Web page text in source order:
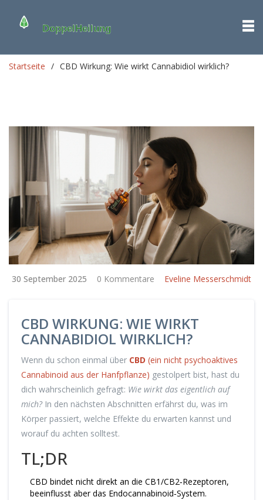
Startseite CBD Wirkung: Wie wirkt Cannabidiol wirklich?
30 September 2025 0 Kommentare Eveline Messerschmidt
CBD WIRKUNG: WIE WIRKT
CANNABIDIOL WIRKLICH?
Wenn du schon einmal über CBD (ein nicht psychoaktives
Cannabinoid aus der Hanfpflanze) gestolpert bist, hast du
dich wahrscheinlich gefragt: Wie wirkt das eigentlich auf
mich?In den nächsten Abschnitten erfährst du, was im
Körper passiert, welche Effekte du erwarten kannst und
worauf du achten solltest.
TL;DR
CBD bindet nicht direkt an die CB1/CB2‑Rezeptoren,
beeinflusst aber das Endocannabinoid‑System.